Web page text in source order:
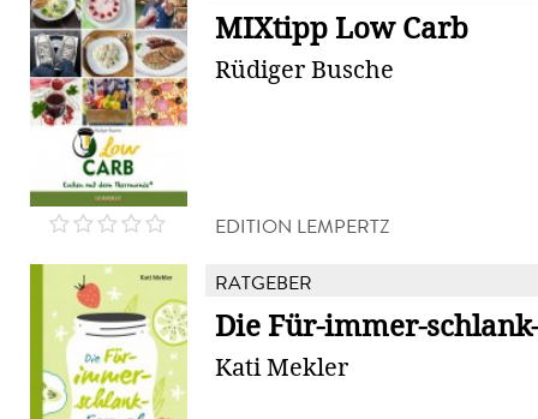
MIXtipp Low Carb
Rüdiger Busche
EDITION LEMPERTZ
RATGEBER
Die Für-immer-
Kati Mekler